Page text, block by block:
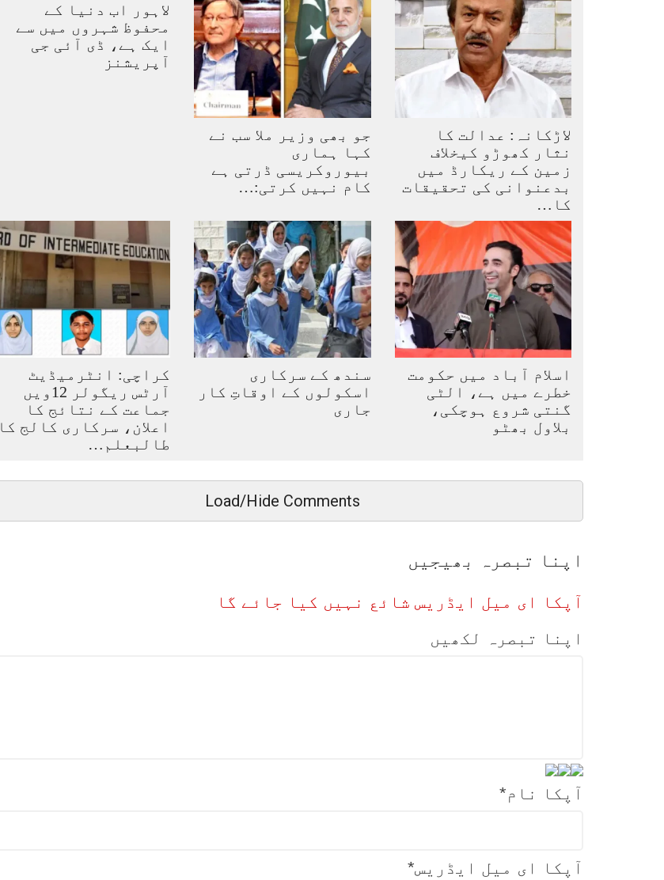
لاہور اب دنیا کے
محفوظ شہروں میں سے
ایک ہے، ڈی آئی جی
آپریشنز
جو بھی وزیر ملا سب نے
کہا ہماری
بیوروکریسی ڈرتی ہے
کام نہیں کرتی:…
لاڑکانہ: عدالت کا
نثار کھوڑو کیخلاف
زمین کے ریکارڈ میں
بدعنوانی کی تحقیقات
کا…
کراچی: انٹرمیڈیٹ
آرٹس ریگولر 12ویں
جماعت کے نتائج کا
اعلان، سرکاری کالج کا
طالبعلم…
سندھ کے سرکاری
اسکولوں کے اوقاتِ کار
جاری
اسلام آباد میں حکومت
خطرے میں ہے، الٹی
گنتی شروع ہوچکی،
بلاول بھٹو
Load/Hide Comments
اپنا تبصرہ بھیجیں
آپکا ای میل ایڈریس شائع نہیں کیا جائے گا
اپنا تبصرہ لکھیں
آپکا نام*
آپکا ای میل ایڈریس*